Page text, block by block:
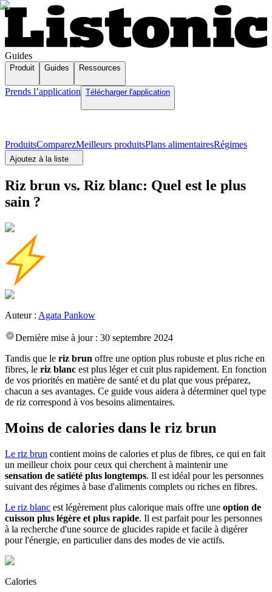
Guides
Produit Guides Ressources
Prends l’application Télécharger l'application
ProduitsComparezMeilleurs produitsPlans alimentairesRégimes
Ajoutez à la liste
Riz brun vs. Riz blanc: Quel est le plus
sain ?
Auteur : Agata Pankow
Dernière mise à jour : 30 septembre 2024
Tandis que le riz brun offre une option plus robuste et plus riche en
fibres, le riz blanc est plus léger et cuit plus rapidement. En fonction
de vos priorités en matière de santé et du plat que vous préparez,
chacun a ses avantages. Ce guide vous aidera à déterminer quel type
de riz correspond à vos besoins alimentaires.
Moins de calories dans le riz brun
Le riz brun contient moins de calories et plus de fibres, ce qui en fait
un meilleur choix pour ceux qui cherchent à maintenir une
sensation de satiété plus longtemps. Il est idéal pour les personnes
suivant des régimes à base d'aliments complets ou riches en fibres.
Le riz blanc est légèrement plus calorique mais offre une option de
cuisson plus légère et plus rapide. Il est parfait pour les personnes
à la recherche d'une source de glucides rapide et facile à digérer
pour l'énergie, en particulier dans des modes de vie actifs.
Calories